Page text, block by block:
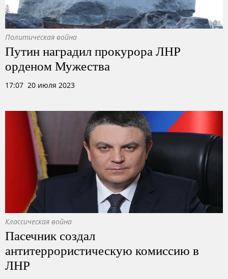
Политическая война
Путин наградил прокурора ЛНР
орденом Мужества
17:07 20 июля 2023
Классическая война
Пасечник создал
антитеррористическую комиссию в
ЛНР